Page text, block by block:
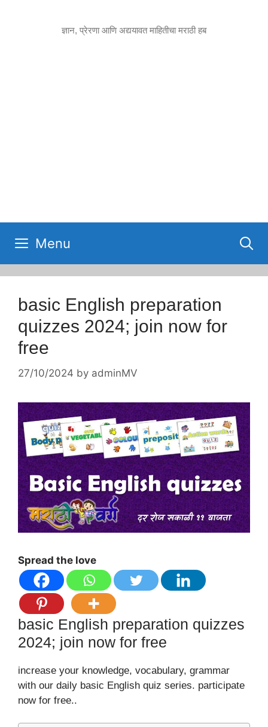
ज्ञान, प्रेरणा आणि अद्ययावत माहितीचा मराठी हब
Menu
basic English preparation
quizzes 2024; join now for
free
27/10/2024 by adminMV
Spread the love
basic English preparation quizzes
2024; join now for free
increase your knowledge, vocabulary, grammar
with our daily basic English quiz series. participate
now for free..